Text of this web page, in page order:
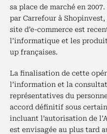
sa place de marché en
par Carrefour à
site d’e-commerce est
l’informatique et les
up françaises.
La finalisation de cette
l’information et la
représentatives du
accord définitif sous
incluant l’autorisation de
est envisagée au plus tard